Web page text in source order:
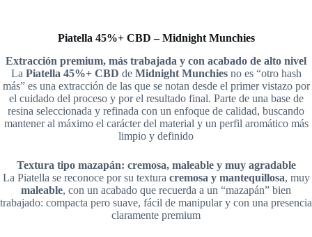
Piatella 45%+ CBD – Midnight Munchies
Extracción premium, más trabajada y con acabado de alto nivel
La Piatella 45%+ CBD de Midnight Munchiesno es “otro hash
más” es una extracción de las que se notan desde el primer vistazo por
el cuidado del proceso y por el resultado final. Parte de una base de
resina seleccionada y refinada con un enfoque de calidad, buscando
mantener al máximo el carácter del material y un perfil aromático más
limpio y definido
Textura tipo mazapán: cremosa, maleable y muy agradable
La Piatella se reconoce por su textura cremosa y mantequillosa, muy
maleable, con un acabado que recuerda a un “mazapán” bien
trabajado: compacta pero suave, fácil de manipular y con una presencia
claramente premium